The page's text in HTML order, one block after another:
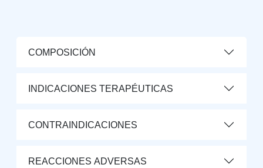
COMPOSICIÓN
INDICACIONES TERAPÉUTICAS
CONTRAINDICACIONES
REACCIONES ADVERSAS